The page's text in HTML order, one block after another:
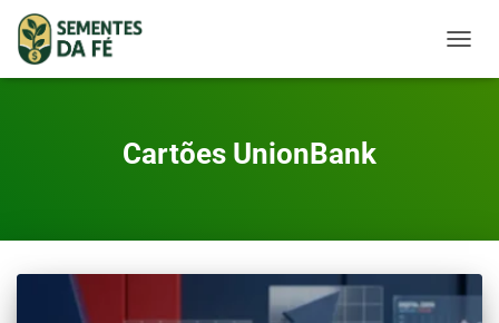
Cartões UnionBank